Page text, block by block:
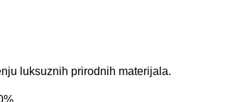
luksuznih prirodnih materijala.